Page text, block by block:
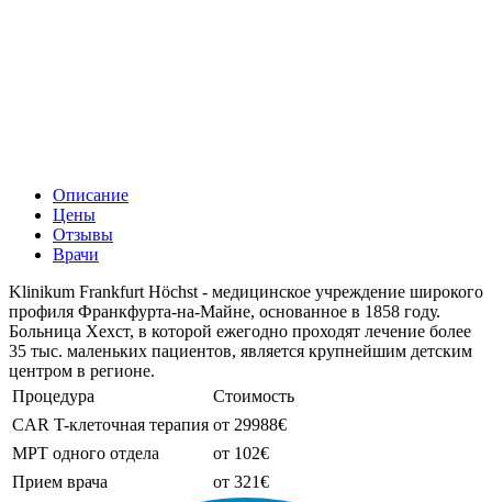
Описание
Цены
Отзывы
Врачи
Klinikum Frankfurt Höchst - медицинское учреждение широкого
профиля Франкфурта-на-Майне, основанное в 1858 году.
Больница Хехст, в которой ежегодно проходят лечение более
35 тыс. маленьких пациентов, является крупнейшим детским
центром в регионе.
Процедура
Стоимость
CAR T-клеточная терапия от 29988€
МРТ одного отдела
от 102€
Прием врача
от 321€